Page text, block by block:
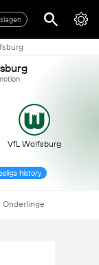
VfL Wolfsburg
history
Onderlinge